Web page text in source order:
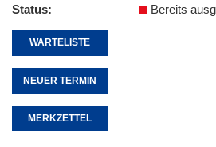
Status
Bereits
WARTELISTE
NEUER TERMIN
MERKZETTEL